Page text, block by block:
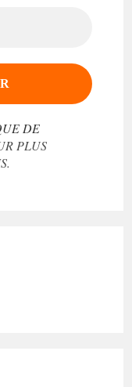
DE
PLUS